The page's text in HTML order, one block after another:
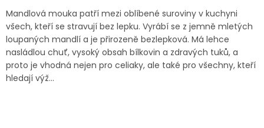
Mandlová mouka patří mezi oblíbené suroviny v kuchyni
všech, kteří se stravují bez lepku. Vyrábí se z jemně mletých
loupaných mandlí a je přirozeně bezlepková. Má lehce
nasládlou chuť, vysoký obsah bílkovin a zdravých tuků, a
proto je vhodná nejen pro celiaky, ale také pro všechny, kteří
hledají výž...